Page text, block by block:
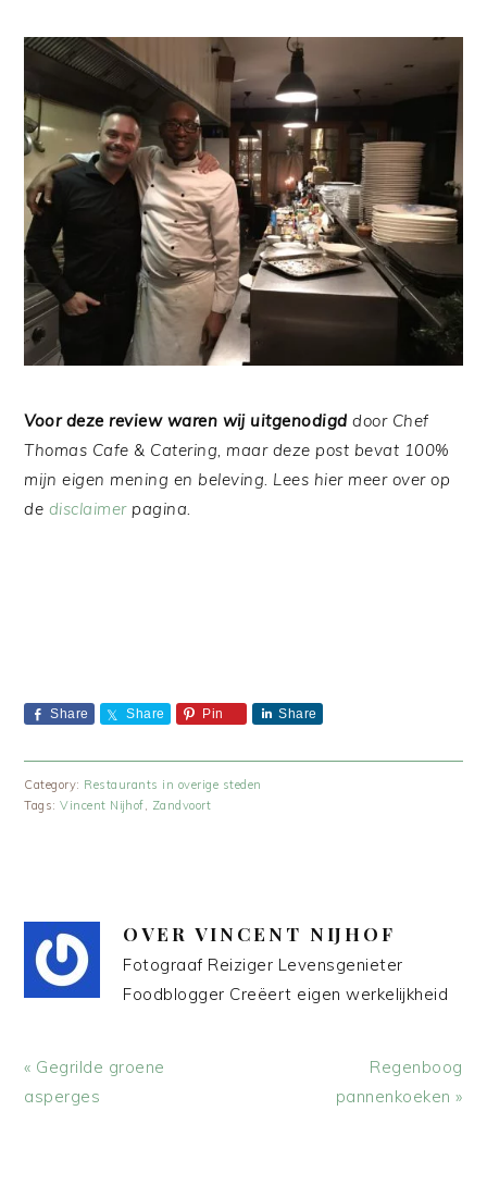
Voor deze review waren wij uitgenodigd door Chef
Thomas Cafe & Catering, maar deze post bevat 100%
mijn eigen mening en beleving. Lees hier meer over op
de disclaimerpagina.
Share Share Pin Share
Category: Restaurants in overige steden
Tags:Vincent Nijhof, Zandvoort
OVERVINCENT NIJHOF
Fotograaf Reiziger Levensgenieter
Foodblogger Creëert eigen werkelijkheid
Vorig
bericht:
« Gegrilde groene
asperges
Volgend
bericht:
Regenboog
pannenkoeken »